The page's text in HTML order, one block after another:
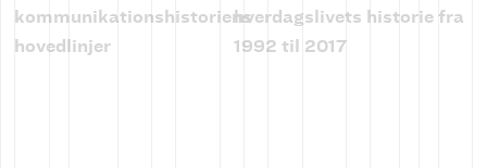
kommunikationshistoriens
hovedlinjer
hverdagslivets historie fra
1992 til 2017